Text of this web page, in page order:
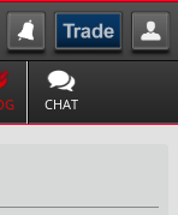
CHAT